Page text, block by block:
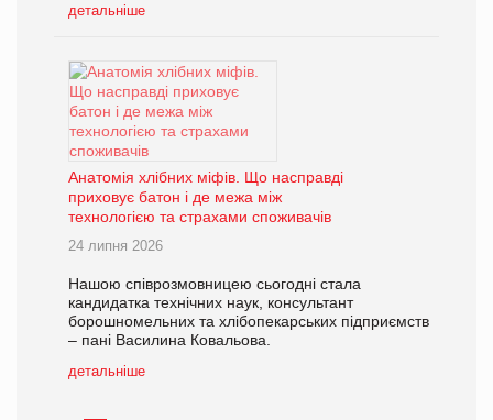
детальніше
Анатомія хлібних міфів. Що насправді
приховує батон і де межа між
технологією та страхами споживачів
24 липня 2026
Нашою співрозмовницею сьогодні стала
кандидатка технічних наук, консультант
борошномельних та хлібопекарських підприємств
– пані Василина Ковальова.
детальніше